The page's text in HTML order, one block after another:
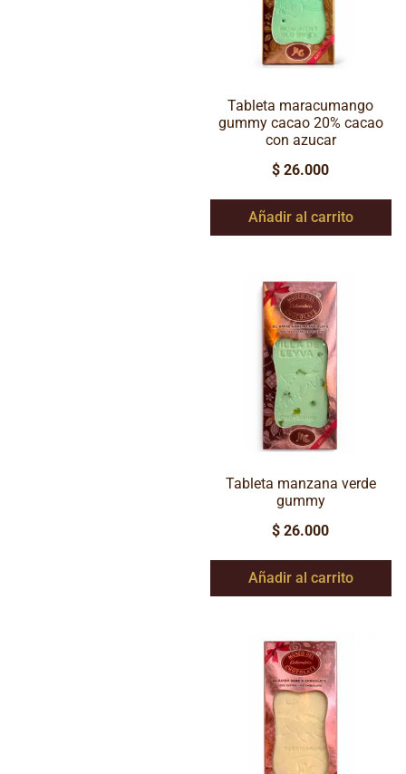
Tableta maracumango
gummy cacao 20% cacao
con azucar
$ 26.000
Añadir al carrito
Tableta manzana verde
gummy
$ 26.000
Añadir al carrito